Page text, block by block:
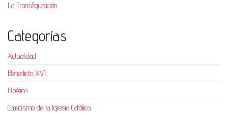
La Transfiguración
Categorías
Actualidad
Benedicto XVI
Bioética
Catecismo de la Iglesia Católica